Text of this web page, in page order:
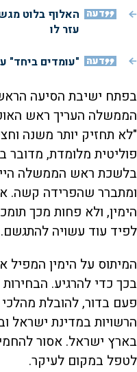
דעה האלוף בלוט
עזר לו
דעה "עומדים ביחד"
בפתח ישיבת הסיעה
הממשלה העריך ראש
"לא תחזיק יותר משנה
פוליטית מלומדת,
בלשכת ראש הממשלה
ומתברר שהפרידה קשה.
הימין, ולא פחות מכך
לפיד עוד עשויה להתגשם.
המיתוס על הימין המפיל
בכך כדי להרגיע.
פעם בדור, להובלת
הרשויות במדינת ישראל
בארץ ישראל. אסור
לטפל במקום לעיקר.